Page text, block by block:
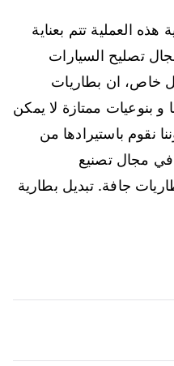
هذه العملية تتم بعناية
تصليح السيارات
خاص، ان بطاريات
و بنوعيات ممتازة لا يمكن
نقوم باستيرادها من
في مجال تصنيع
جافة. تبديل بطارية